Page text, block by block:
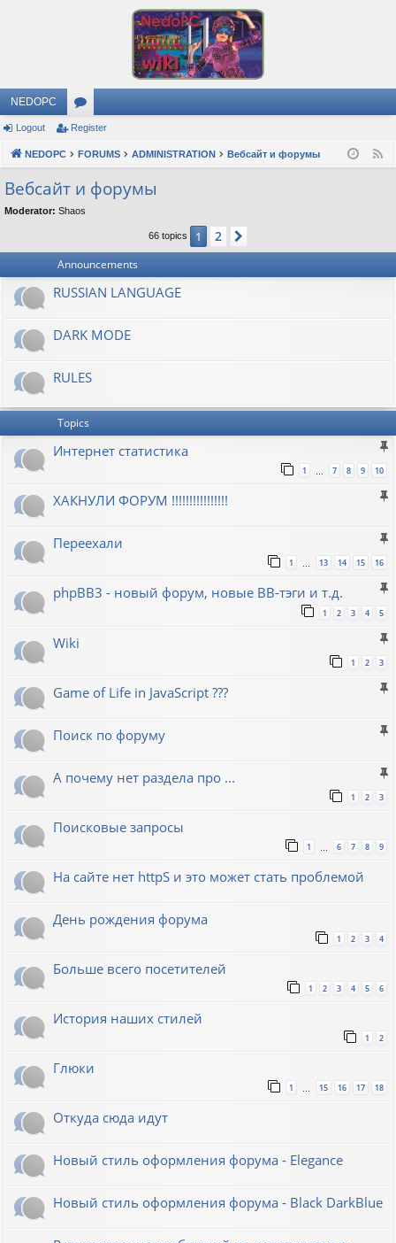
NEDOPC
or
u
s
Logout Register
NEDOPC FORUMS ADMINISTRATION Вебсайт и форумы
Вебсайт и форумы
Moderator: Shaos
66 topics 1 2
Announcements
RUSSIAN LANGUAGE
DARK MODE
RULES
Topics
Интернет статистика
1 … 7 8 9 10
ХАКНУЛИ ФОРУМ !!!!!!!!!!!!!!!!
Переехали
1 … 13 14 15 16
phpBB3 - новый форум, новые BB-тэги и т.д.
1 2 3 4 5
Wiki
1 2 3
Game of Life in JavaScript ???
Поиск по форуму
А почему нет раздела про ...
1 2 3
Поисковые запросы
1 6 7 8 9
На сайте нет httpS и это может стать проблемой
День рождения форума
1 2 3 4
Больше всего посетителей
1 2 3 4 5 6
История наших стилей
1 2
Глюки
1 … 15 16 17 18
Откуда сюда идут
Новый стиль оформления форума - Elegance
Новый стиль оформления форума - Black DarkBlue